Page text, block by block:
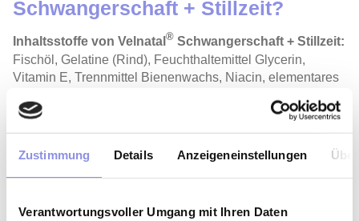
Zustimmung Details Anzeigeneinstellungen
Verantwortungsvoller Umgang mit Ihren Daten
Schwangerschaft + Stillzeit?
Inhaltsstoffe von Velnatal ® Schwangerschaft + Stillzeit:
Fischöl, Gelatine (Rind), Feuchthaltemittel Glycerin,
Vitamin E, Trennmittel Bienenwachs, Niacin, elementares
Vitamin B12, Vitamin B6, D-Biotin, Folsäure, Vitamin D,
Kaliumiodid, Natriumselenit, Thiamin (B1), Riboflavin (B2),
Farbstoffe: Kupferkomplexe der Chlorophylline, Eisenoxid
gelb, Eisenoxid schwarz.